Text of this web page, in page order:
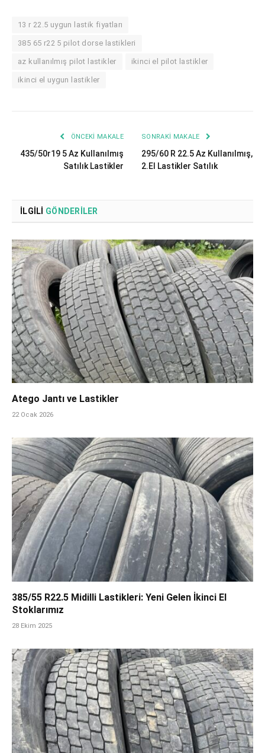
13 r 22.5 uygun lastik fiyatları
385 65 r22 5 pilot dorse lastikleri
az kullanılmış pilot lastikler ikinci el pilot lastikler
ikinci el uygun lastikler
ÖNCEKI MAKALE
435/50r19 5 Az Kullanılmış
Satılık Lastikler
SONRAKI MAKALE
295/60 R 22.5 Az Kullanılmış,
2.El Lastikler Satılık
İLGILI GÖNDERILER
Atego Jantı ve Lastikler
22 Ocak 2026
385/55 R22.5 Midilli Lastikleri: Yeni Gelen İkinci El
Stoklarımız
28 Ekim 2025